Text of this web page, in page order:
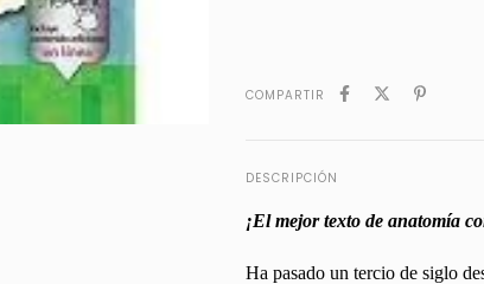
COMPARTIR
DESCRIPCIÓN
¡El mejor texto de anatomía
Ha pasado un tercio de siglo